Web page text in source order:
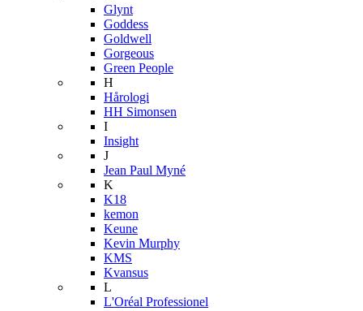
Glynt
Goddess
Goldwell
Gorgeous
Green People
H
Hårologi
HH Simonsen
I
Insight
J
Jean Paul Myné
K
K18
kemon
Keune
Kevin Murphy
KMS
Kvansus
L
L'Oréal Professionel